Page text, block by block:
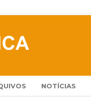
NOTÍCIAS